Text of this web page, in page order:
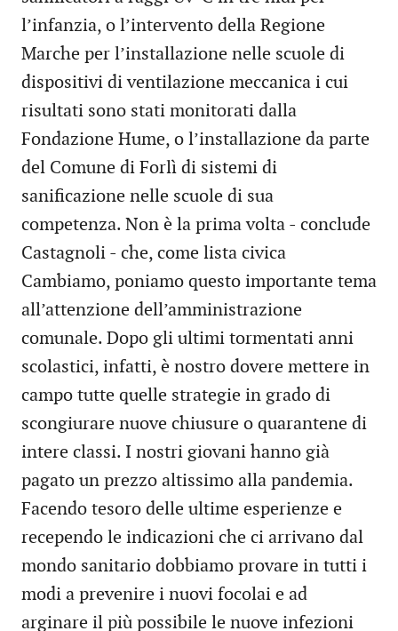
l’infanzia, o l’intervento della Regione
Marche per l’installazione nelle scuole di
dispositivi di ventilazione meccanica i cui
risultati sono stati monitorati dalla
Fondazione Hume, o l’installazione da parte
del Comune di Forlì di sistemi di
sanificazione nelle scuole di sua
competenza. Non è la prima volta - conclude
Castagnoli - che, come lista civica
Cambiamo, poniamo questo importante tema
all’attenzione dell’amministrazione
comunale. Dopo gli ultimi tormentati anni
scolastici, infatti, è nostro dovere mettere in
campo tutte quelle strategie in grado di
scongiurare nuove chiusure o quarantene di
intere classi. I nostri giovani hanno già
pagato un prezzo altissimo alla pandemia.
Facendo tesoro delle ultime esperienze e
recependo le indicazioni che ci arrivano dal
mondo sanitario dobbiamo provare in tutti i
modi a prevenire i nuovi focolai e ad
arginare il più possibile le nuove infezioni